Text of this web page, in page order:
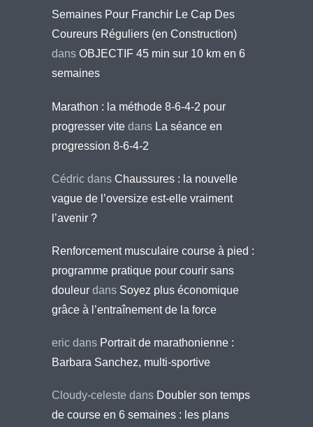
Semaines Pour Franchir Le Cap Des
Coureurs Réguliers (en Construction)
dans OBJECTIF 45 min sur 10 km en 6
semaines
Marathon : la méthode 8-6-4-2 pour
progresser vite dans La séance en
progression 8-6-4-2
Cédric dans Chaussures : la nouvelle
vague de l’oversize est-elle vraiment
l’avenir ?
Renforcement musculaire course à pied :
programme pratique pour courir sans
douleur dans Soyez plus économique
grâce à l’entraînement de la force
eric dans Portrait de marathonienne :
Barbara Sanchez, multi-sportive
Cloudy-celeste dans Doubler son temps
de course en 6 semaines : les plans